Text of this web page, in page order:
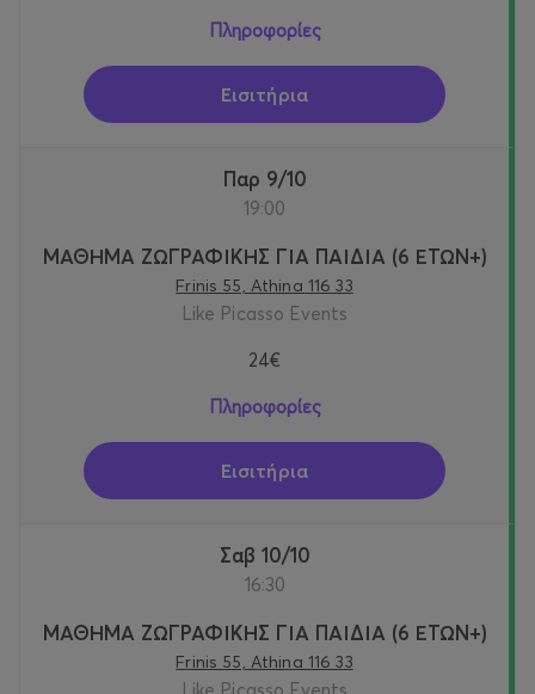
Πληροφορίες
Εισιτήρια
Παρ 9/10
19:00
ΜΑΘΗΜΑ ΖΩΓΡΑΦΙΚΗΣ ΓΙΑ ΠΑΙΔΙΑ (6 ΕΤΩΝ+)
Frinis 55, Athina 116 33
Like Picasso Events
24€
Πληροφορίες
Εισιτήρια
Σαβ 10/10
16:30
ΜΑΘΗΜΑ ΖΩΓΡΑΦΙΚΗΣ ΓΙΑ ΠΑΙΔΙΑ (6 ΕΤΩΝ+)
Frinis 55, Athina 116 33